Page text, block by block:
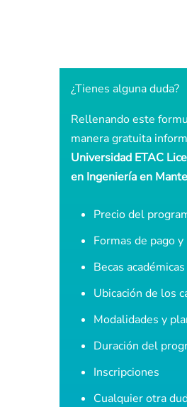
¿Tienes alguna duda?
Rellenando este
manera gratuita
Universidad ETAC
en Ingeniería en
Precio del
Formas de pago
Becas académicas
Ubicación de los
Modalidades y
Duración del
Inscripciones
Cualquier otra